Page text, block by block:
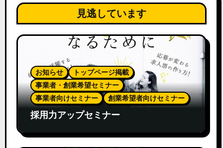
見逃しています
お知らせ
トップページ掲載
事業者・創業希望セミナー
事業者向けセミナー
創業希望者向けセミナー
採用力アップセミナー